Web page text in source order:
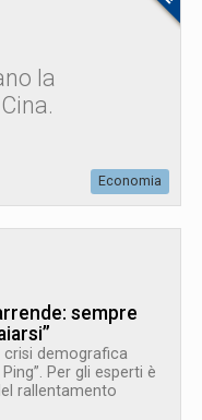
la
Economia
sempre
crisi demografica
Per gli esperti è
rallentamento